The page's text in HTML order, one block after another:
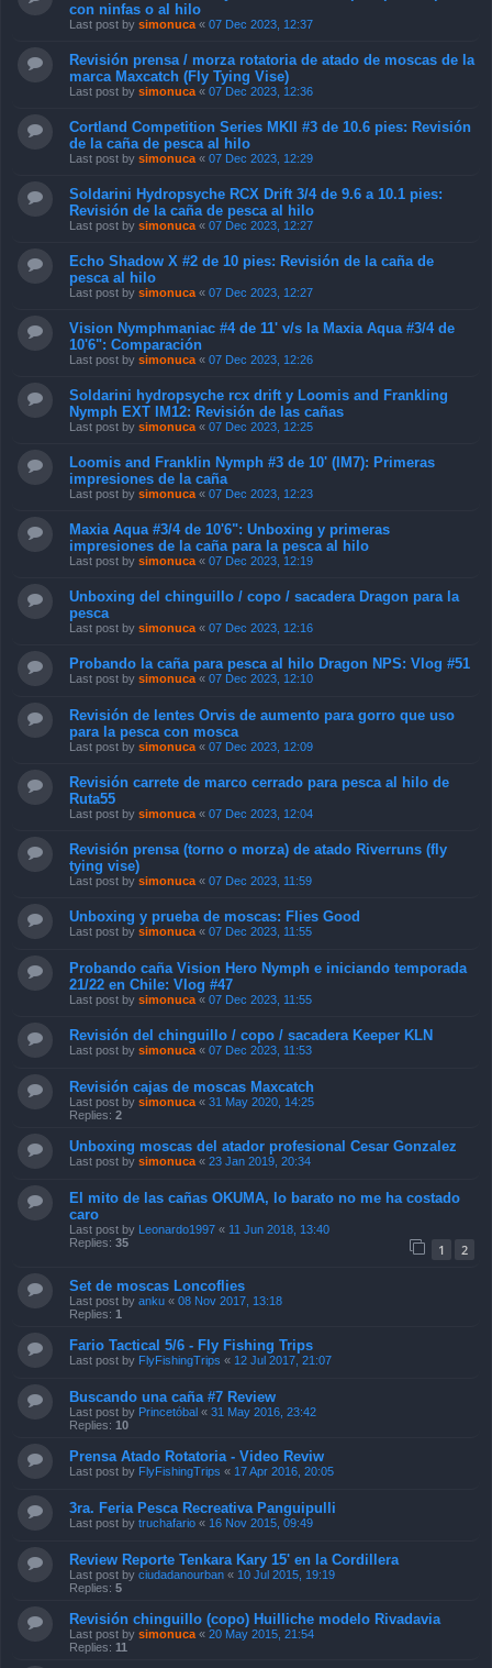
con ninfas o al hilo
Last post by simonuca « 07 Dec 2023, 12:37
Revisión prensa / morza rotatoria de atado de moscas de la
marca Maxcatch (Fly Tying Vise)
Last post by simonuca « 07 Dec 2023, 12:36
Cortland Competition Series MKII #3 de 10.6 pies: Revisión
de la caña de pesca al hilo
Last post by simonuca « 07 Dec 2023, 12:29
Soldarini Hydropsyche RCX Drift 3/4 de 9.6 a 10.1 pies:
Revisión de la caña de pesca al hilo
Last post by simonuca « 07 Dec 2023, 12:27
Echo Shadow X #2 de 10 pies: Revisión de la caña de
pesca al hilo
Last post by simonuca « 07 Dec 2023, 12:27
Vision Nymphmaniac #4 de 11' v/s la Maxia Aqua #3/4 de
10'6": Comparación
Last post by simonuca « 07 Dec 2023, 12:26
Soldarini hydropsyche rcx drift y Loomis and Frankling
Nymph EXT IM12: Revisión de las cañas
Last post by simonuca « 07 Dec 2023, 12:25
Loomis and Franklin Nymph #3 de 10' (IM7): Primeras
impresiones de la caña
Last post by simonuca « 07 Dec 2023, 12:23
Maxia Aqua #3/4 de 10'6": Unboxing y primeras
impresiones de la caña para la pesca al hilo
Last post by simonuca « 07 Dec 2023, 12:19
Unboxing del chinguillo / copo / sacadera Dragon para la
pesca
Last post by simonuca « 07 Dec 2023, 12:16
Probando la caña para pesca al hilo Dragon NPS: Vlog #51
Last post by simonuca « 07 Dec 2023, 12:10
Revisión de lentes Orvis de aumento para gorro que uso
para la pesca con mosca
Last post by simonuca « 07 Dec 2023, 12:09
Revisión carrete de marco cerrado para pesca al hilo de
Ruta55
Last post by simonuca « 07 Dec 2023, 12:04
Revisión prensa (torno o morza) de atado Riverruns (fly
tying vise)
Last post by simonuca « 07 Dec 2023, 11:59
Unboxing y prueba de moscas: Flies Good
Last post by simonuca « 07 Dec 2023, 11:55
Probando caña Vision Hero Nymph e iniciando temporada
21/22 en Chile: Vlog #47
Last post by simonuca « 07 Dec 2023, 11:55
Revisión del chinguillo / copo / sacadera Keeper KLN
Last post by simonuca « 07 Dec 2023, 11:53
Revisión cajas de moscas Maxcatch
Last post by simonuca « 31 May 2020, 14:25
Replies: 2
Unboxing moscas del atador profesional Cesar Gonzalez
Last post by simonuca « 23 Jan 2019, 20:34
El mito de las cañas OKUMA, lo barato no me ha costado
caro
Last post by Leonardo1997 « 11 Jun 2018, 13:40
Replies: 35 1 2
Set de moscas Loncoflies
Last post by anku « 08 Nov 2017, 13:18
Replies: 1
Fario Tactical 5/6 - Fly Fishing Trips
Last post by FlyFishingTrips « 12 Jul 2017, 21:07
Buscando una caña #7 Review
Last post by Princetóbal « 31 May 2016, 23:42
Replies: 10
Prensa Atado Rotatoria - Video Reviw
Last post by FlyFishingTrips « 17 Apr 2016, 20:05
3ra. Feria Pesca Recreativa Panguipulli
Last post by truchafario « 16 Nov 2015, 09:49
Review Reporte Tenkara Kary 15' en la Cordillera
Last post by ciudadanourban « 10 Jul 2015, 19:19
Replies: 5
Revisión chinguillo (copo) Huilliche modelo Rivadavia
Last post by simonuca « 20 May 2015, 21:54
Replies: 11